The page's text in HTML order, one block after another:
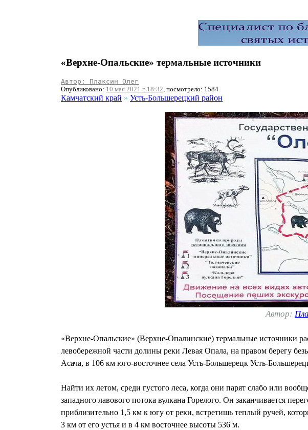
«Верхне-Опальские» термальные источники
Автор: Плаксин Олег
Опубликовано: 10 мая 2021 г. 18:32, посмотрело: 1584
Камчатский край » Усть-Большерецкий район
Автор:
«Верхне-Опальские» (Верхне-Опалинские) термальные источники
левобережной части долины реки Левая Опала, на правом берегу
Асача, в 106 км юго-восточнее села Усть-Большерецк Усть-
Найти их летом, среди густого леса, когда они парят слабо или
западного лавового потока вулкана Горелого. Он заканчивается
приблизительно 1,5 км к югу от реки, встретишь теплый ручей,
3 км от его устья и в 4 км восточнее высоты 536 м.